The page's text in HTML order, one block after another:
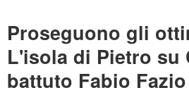
Proseguono gli
L'isola di Pietro su
battuto Fabio Fazio